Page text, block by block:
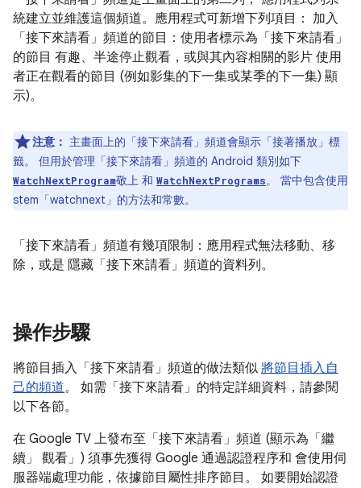
統建立並維護這個頻道。應用程式可新增下列項目： 加入
「接下來請看」頻道的節目：使用者標示為「接下來請看」
的節目 有趣、半途停止觀看，或與其內容相關的影片 使用
者正在觀看的節目 (例如影集的下一集或某季的下一集) 顯
示)。
注意： 主畫面上的「接下來請看」頻道會顯示「接著播放」 標
籤。 但用於管理「接下來請看」頻道的 Android 類別如下
WatchNextProgram敬上 和 WatchNextPrograms。 當中包含使用
stem「watchnext」的方法和常數。
「接下來請看」頻道有幾項限制：應用程式無法移動、移
除，或是 隱藏「接下來請看」頻道的資料列。
操作步驟
將節目插入「接下來請看」頻道的做法類似 將節目插入自
己的頻道。 如需「接下來請看」的特定詳細資料，請參閱
以下各節。
在 Google TV 上發布至「接下來請看」頻道 (顯示為「繼
續」 觀看」) 須事先獲得 Google 通過認證程序和 會使用伺
服器端處理功能，依據節目屬性排序節目。 如要開始認證